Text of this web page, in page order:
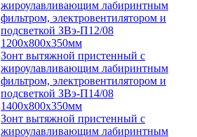
жироулавливающим лабиринтным
фильтром, электровентилятором и
подсветкой ЗВэ-П12/08
1200х800х350мм
Зонт вытяжной пристенный с
жироулавливающим лабиринтным
фильтром, электровентилятором и
подсветкой ЗВэ-П14/08
1400х800х350мм
Зонт вытяжной пристенный с
жироулавливающим лабиринтным